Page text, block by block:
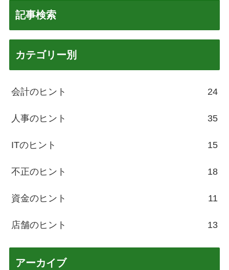
記事検索
カテゴリー別
会計のヒント 24
人事のヒント 35
ITのヒント 15
不正のヒント 18
資金のヒント 11
店舗のヒント 13
アーカイブ